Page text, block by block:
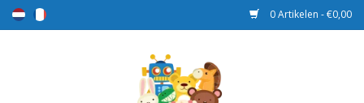
0 Artikelen - €0,00